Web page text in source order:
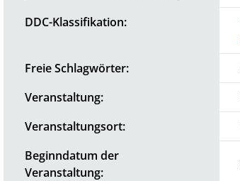
DDC-Klassifikation:
Freie Schlagwörter:
Veranstaltung:
Veranstaltungsort:
Beginndatum der
Veranstaltung: